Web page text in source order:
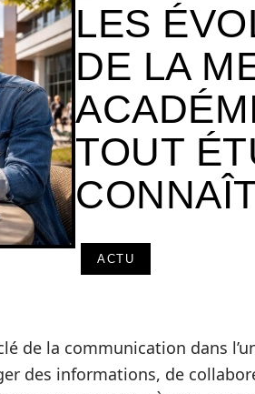
LES
DE LA
TOUT
ACTU
de la communication dans
des informations, de